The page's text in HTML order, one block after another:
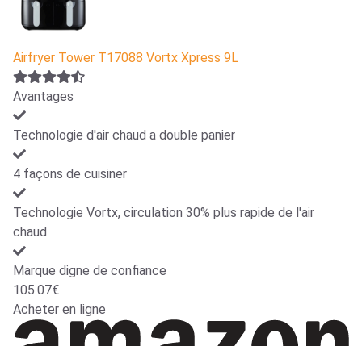
Airfryer Tower T17088 Vortx Xpress 9L
Avantages
Technologie d'air chaud a double panier
4 façons de cuisiner
Technologie Vortx, circulation 30% plus rapide de l'air
chaud
Marque digne de confiance
105.07€
Acheter en ligne